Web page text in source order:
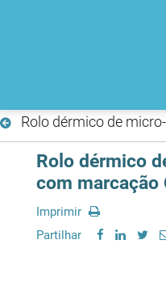
Rolo dérmico
com marcação
Imprimir
Partilhar